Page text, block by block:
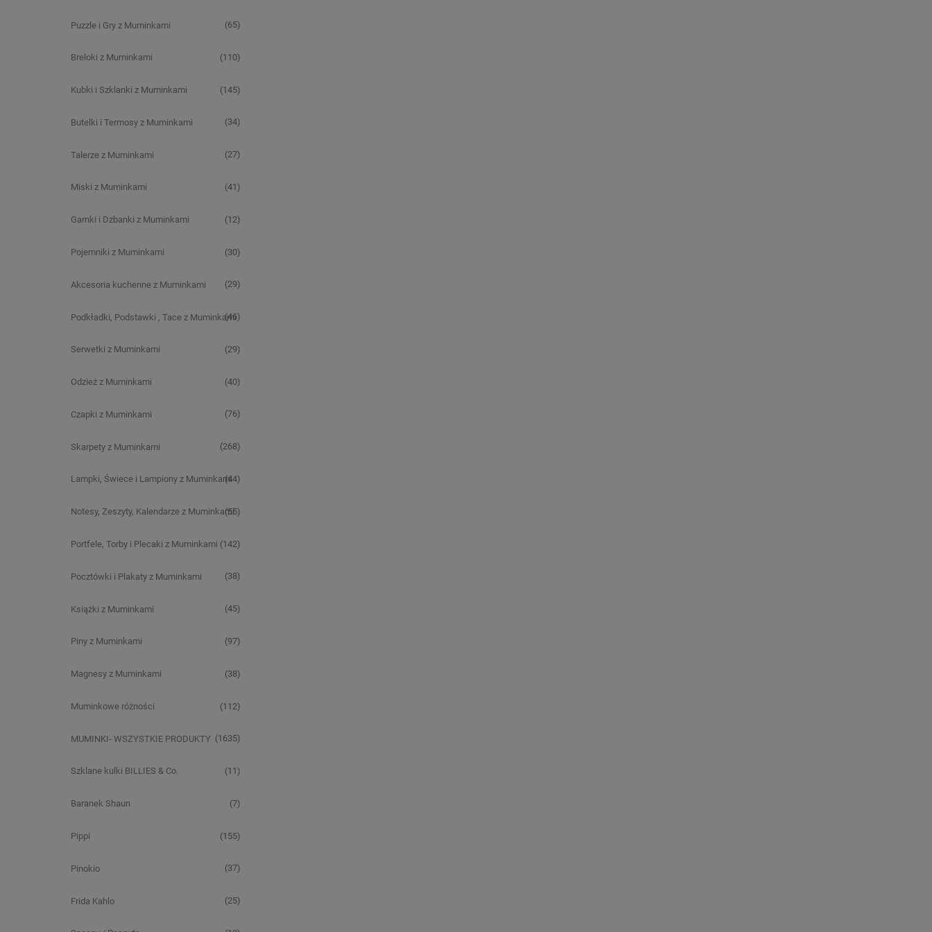
Puzzle i Gry z Muminkami (65)
Breloki z Muminkami (110)
Kubki i Szklanki z Muminkami (145)
Butelki i Termosy z Muminkami (34)
Talerze z Muminkami (27)
Miski z Muminkami (41)
Garnki i Dzbanki z Muminkami (12)
Pojemniki z Muminkami (30)
Akcesoria kuchenne z Muminkami (29)
Podkładki, Podstawki , Tace z Muminkami
(46)
Serwetki z Muminkami (29)
Odzież z Muminkami (40)
Czapki z Muminkami (76)
Skarpety z Muminkami (268)
Lampki, Świece i Lampiony z Muminkami(44)
Notesy, Zeszyty, Kalendarze z Muminkami(55)
Portfele, Torby i Plecaki z Muminkami (142)
Pocztówki i Plakaty z Muminkami (38)
Książki z Muminkami (45)
Piny z Muminkami (97)
Magnesy z Muminkami (38)
Muminkowe różności (112)
MUMINKI- WSZYSTKIE PRODUKTY (1635)
Szklane kulki BILLIES & Co. (11)
Baranek Shaun (7)
Pippi (155)
Pinokio (37)
Frida Kahlo (25)